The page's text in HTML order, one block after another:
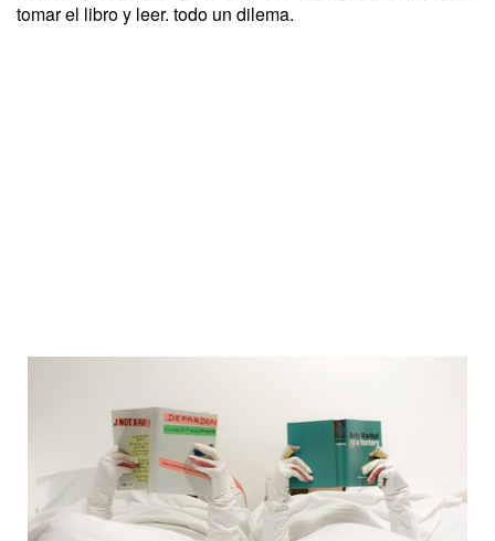
tomar el libro y leer. todo un dilema.